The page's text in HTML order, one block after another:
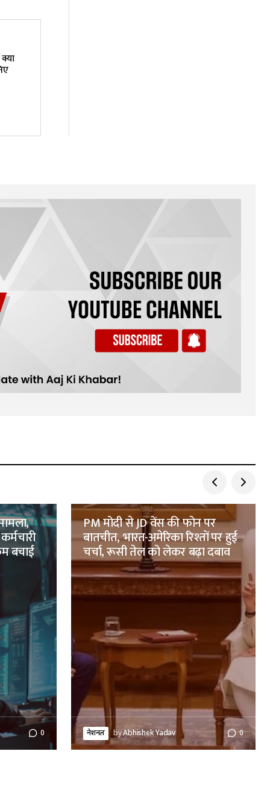
बचाई
0
PM मोदी से JD वेंस की फोन पर
बातचीत, भारत-अमेरिका रिश्तों पर हुई
चर्चा, रूसी तेल को लेकर बढ़ा दबाव
नेशनल byAbhishek Yadav 0